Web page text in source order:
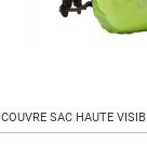
COUVRE SAC HAUTE